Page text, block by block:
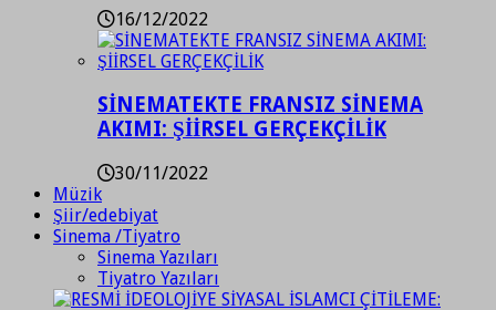
16/12/2022
SİNEMATEKTE FRANSIZ SİNEMA
AKIMI: ŞİİRSEL GERÇEKÇİLİK
30/11/2022
Müzik
Şiir/edebiyat
Sinema /Tiyatro
Sinema Yazıları
Tiyatro Yazıları